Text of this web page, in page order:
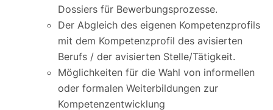
Dossiers für Bewerbungsprozesse.
Der Abgleich des eigenen Kompetenzprofils
mit dem Kompetenzprofil des avisierten
Berufs / der avisierten Stelle/Tätigkeit.
Möglichkeiten für die Wahl von informellen
oder formalen Weiterbildungen zur
Kompetenzentwicklung